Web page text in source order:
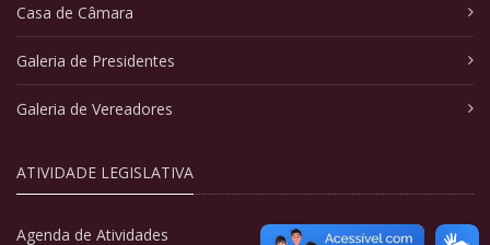
Casa de Câmara
Galeria de Presidentes
Galeria de Vereadores
ATIVIDADE LEGISLATIVA
Agenda de Atividades